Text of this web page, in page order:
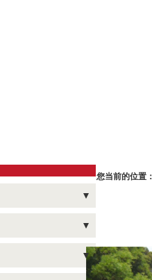
您当前的位置：